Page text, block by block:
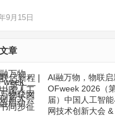
9月15日
章
AI融万物，物联启
OFweek 2026（
届）中国人工智
网技术创新大会